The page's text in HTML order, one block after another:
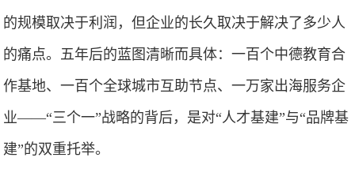
的规模取决于利润，但企业的长久取决于解决了多少人
的痛点。五年后的蓝图清晰而具体：一百个中德教育合
作基地、一百个全球城市互助节点、一万家出海服务企
业——“三个一”战略的背后，是对“人才基建”与“品牌基
建”的双重托举。